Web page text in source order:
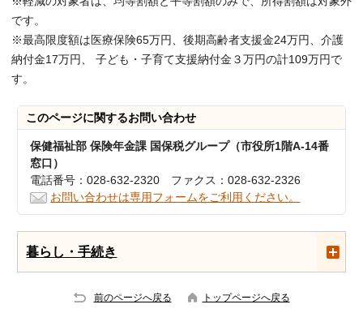
です。
※最高限度額は医療保険65万円、後期高齢者支援金24万円、介護
納付金17万円、 子ども・子育て支援納付金３万円の計109万円で
す。
このページに関するお問い合わせ
保健福祉部 保険年金課 国保税グループ（市役所1階A-14番
窓口）
電話番号：028-632-2320 ファクス：028-632-2326
お問い合わせは専用フォームをご利用ください。
暮らし・手続き
前のページへ戻る トップページへ戻る